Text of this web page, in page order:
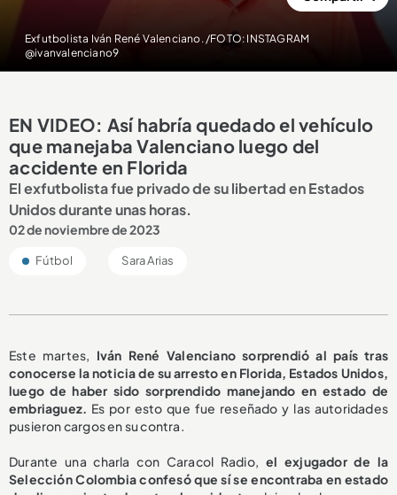
Exfutbolista Iván René Valenciano. /FOTO: INSTAGRAM
@ivanvalenciano9
EN VIDEO: Así habría quedado el vehículo
que manejaba Valenciano luego del
accidente en Florida
El exfutbolista fue privado de su libertad en Estados
Unidos durante unas horas.
02 de noviembre de 2023
Fútbol Sara Arias
Este martes, Iván René Valenciano sorprendió al país tras
conocerse la noticia de su arresto en Florida, Estados Unidos,
luego de haber sido sorprendido manejando en estado de
embriaguez. Es por esto que fue reseñado y las autoridades
pusieron cargos en su contra.
Durante una charla con Caracol Radio, el exjugador de la
Selección Colombia confesó que sí se encontraba en estado